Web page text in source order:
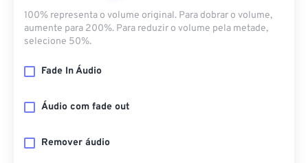
100% representa o volume original. Para dobrar o volume,
aumente para 200%. Para reduzir o volume pela metade,
selecione 50%.
Fade In Áudio
Áudio com fade out
Remover áudio